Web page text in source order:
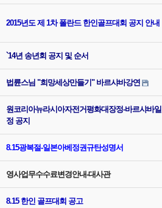
2015년도 제 1차 폴란드 한인골프대회 공지 안내
`14년 송년회 공지 및 순서
법륜스님 "희망세상만들기" 바르샤바강연
원코리아뉴라시아자전거평화대장정-바르샤바일
정 공지
8.15광복절-일본아베정권규탄성명서
영사업무수수료변경안내-대사관
8.15 한인 골프대회 공고